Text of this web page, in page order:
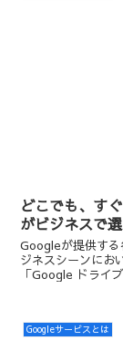
どこでも、す
がビジネスで
Googleが提供す
ジネスシーンにお
「Google ドライ
Googleサービスとは